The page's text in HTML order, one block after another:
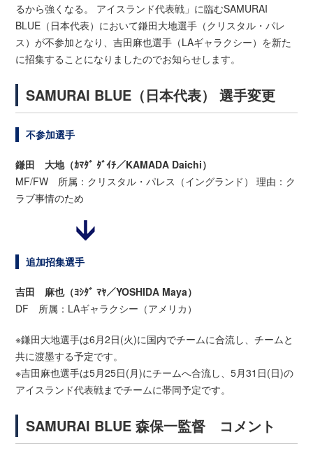
るから強くなる。 アイスランド代表戦」に臨むSAMURAI
BLUE（日本代表）において鎌田大地選手（クリスタル・パレ
ス）が不参加となり、吉田麻也選手（LAギャラクシー）を新た
に招集することになりましたのでお知らせします。
SAMURAI BLUE（日本代表） 選手変更
不参加選手
鎌田 大地（ｶﾏﾀﾞ ﾀﾞｲﾁ／KAMADA Daichi）
MF/FW 所属：クリスタル・パレス（イングランド） 理由：ク
ラブ事情のため
追加招集選手
吉田 麻也（ﾖｼﾀﾞ ﾏﾔ／YOSHIDA Maya）
DF 所属：LAギャラクシー（アメリカ）
※鎌田大地選手は6月2日(火)に国内でチームに合流し、チームと
共に渡墨する予定です。
※吉田麻也選手は5月25日(月)にチームへ合流し、5月31日(日)の
アイスランド代表戦までチームに帯同予定です。
SAMURAI BLUE 森保一監督 コメント